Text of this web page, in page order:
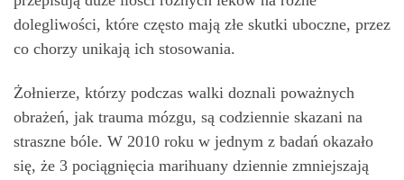
dolegliwości, które często mają złe skutki uboczne, przez
co chorzy unikają ich stosowania.
Żołnierze, którzy podczas walki doznali poważnych
obrażeń, jak trauma mózgu, są codziennie skazani na
straszne bóle. W 2010 roku w jednym z badań okazało
się, że 3 pociągnięcia marihuany dziennie zmniejszają